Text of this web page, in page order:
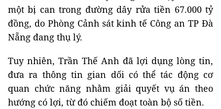
một bị can trong đường dây rửa tiền 67.000 tỷ
đồng, do Phòng Cảnh sát kinh tế Công an TP Đà
Nẵng đang thụ lý.
Tuy nhiên, Trần Thế Anh đã lợi dụng lòng tin,
đưa ra thông tin gian dối có thể tác động cơ
quan chức năng nhằm giải quyết vụ án theo
hướng có lợi, từ đó chiếm đoạt toàn bộ số tiền.